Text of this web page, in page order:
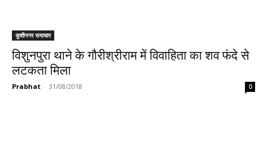
कुशीनगर समाचार
विशुनपुरा थाने के गौरीश्रीराम में विवाहिता का शव फंदे से
लटकता मिला
Prabhat - 31/08/2018 0